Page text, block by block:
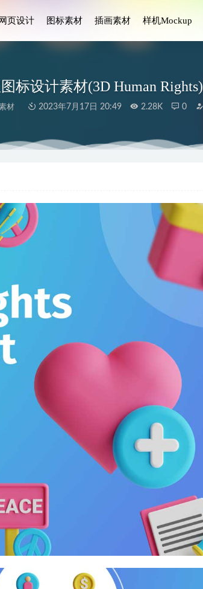
网页设计 图标素材 插画素材 样机Mockup
标设计素材(3D Human Rights)
材 2023年7月17日 20:49 2.28K 0
.fig素材 2022-09-24
ui设计 .fig素材
.xd .sketch .psd素材